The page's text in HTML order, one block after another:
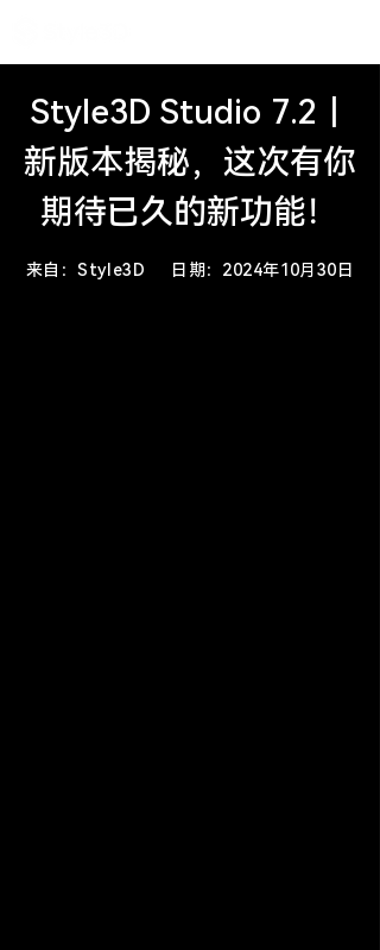
Style3D Studio 7.2｜
新版本揭秘，这次有你
期待已久的新功能！
来自：Style3D 日期：2024年10月30 日